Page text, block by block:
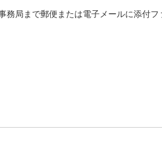
局まで郵便または電子メールに添付フ